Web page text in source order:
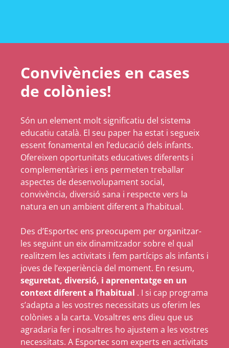
Convivències en cases
de colònies!
Són un element molt significatiu del sistema
educatiu català. El seu paper ha estat i segueix
essent fonamental en l’educació dels infants.
Ofereixen oportunitats educatives diferents i
complementàries i ens permeten treballar
aspectes de desenvolupament social,
convivència, diversió sana i respecte vers la
natura en un ambient diferent a l’habitual.
Des d’Esportec ens preocupem per organitzar-
les seguint un eix dinamitzador sobre el qual
realitzem les activitats i fem partícips als infants i
joves de l’experiència del moment. En resum,
seguretat, diversió, i aprenentatge en un
context diferent a l’habitual . I si cap programa
s’adapta a les vostres necessitats us oferim les
colònies a la carta. Vosaltres ens dieu que us
agradaria fer i nosaltres ho ajustem a les vostres
necessitats. A Esportec som experts en activitats